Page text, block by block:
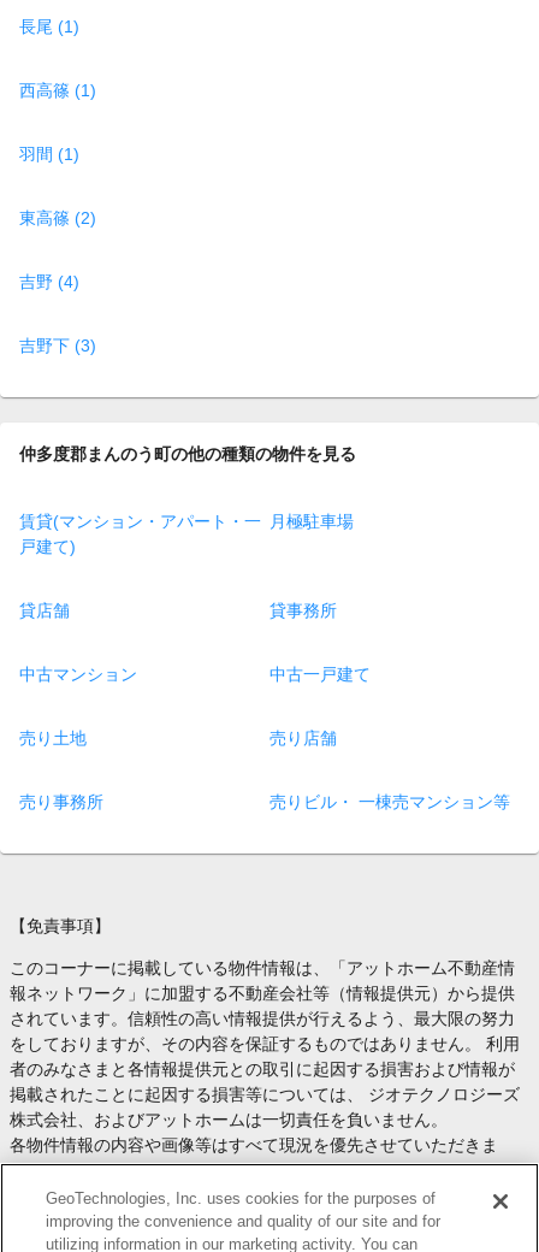
長尾 (1)
西高篠 (1)
羽間 (1)
東高篠 (2)
吉野 (4)
吉野下 (3)
仲多度郡まんのう町の他の種類の物件を見る
賃貸(マンション・アパート・一
戸建て)
月極駐車場
貸店舗 貸事務所
中古マンション 中古一戸建て
売り土地 売り店舗
売り事務所 売りビル・ 一棟売マンション等
【免責事項】
このコーナーに掲載している物件情報は、「アットホーム不動産情
報ネットワーク」に加盟する不動産会社等（情報提供元）から提供
されています。信頼性の高い情報提供が行えるよう、最大限の努力
をしておりますが、その内容を保証するものではありません。 利用
者のみなさまと各情報提供元との取引に起因する損害および情報が
掲載されたことに起因する損害等については、 ジオテクノロジーズ
株式会社、およびアットホームは一切責任を負いません。
各物件情報の内容や画像等はすべて現況を優先させていただきま
す。
お取引等（お取引の準備、資金調達等を含みます）の際には、内容
や契約条件等について、 各情報提供元より十分な説明を受け、ご自
身でご確認の上、判断してください。
GeoTechnologies, Inc. uses cookies for the purposes of
improving the convenience and quality of our site and for
utilizing information in our marketing activity. You can